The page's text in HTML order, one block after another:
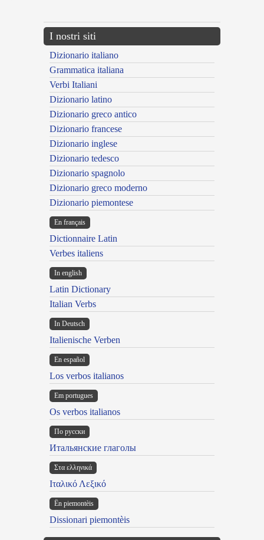
I nostri siti
Dizionario italiano
Grammatica italiana
Verbi Italiani
Dizionario latino
Dizionario greco antico
Dizionario francese
Dizionario inglese
Dizionario tedesco
Dizionario spagnolo
Dizionario greco moderno
Dizionario piemontese
En français
Dictionnaire Latin
Verbes italiens
In english
Latin Dictionary
Italian Verbs
In Deutsch
Italienische Verben
En español
Los verbos italianos
Em portugues
Os verbos italianos
По русски
Итальянские глаголы
Στα ελληνικά
Ιταλικό Λεξικό
Ën piemontèis
Dissionari piemontèis